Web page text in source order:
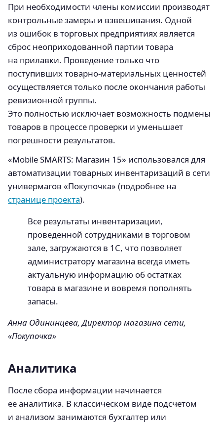
При необходимости члены комиссии производят
контрольные замеры и взвешивания. Одной
из ошибок в торговых предприятиях является
сброс неоприходованной партии товара
на прилавки. Проведение только что
поступивших товарно-материальных ценностей
осуществляется только после окончания работы
ревизионной группы.
Это полностью исключает возможность подмены
товаров в процессе проверки и уменьшает
погрешности результатов.
«Mobile SMARTS: Магазин 15» использовался для
автоматизации товарных инвентаризаций в сети
универмагов «Покупочка» (подробнее на
странице проекта).
Все результаты инвентаризации,
проведенной сотрудниками в торговом
зале, загружаются в 1С, что позволяет
администратору магазина всегда иметь
актуальную информацию об остатках
товара в магазине и вовремя пополнять
запасы.
Анна Одининцева, Директор магазина сети,
«Покупочка»
Аналитика
После сбора информации начинается
ее аналитика. В классическом виде подсчетом
и анализом занимаются бухгалтер или